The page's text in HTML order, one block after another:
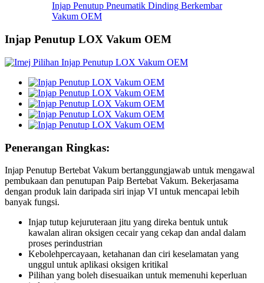
Injap Penutup Pneumatik Dinding Berkembar
Vakum OEM
Injap Penutup LOX Vakum OEM
Penerangan Ringkas:
Injap Penutup Bertebat Vakum bertanggungjawab untuk mengawal
pembukaan dan penutupan Paip Bertebat Vakum. Bekerjasama
dengan produk lain daripada siri injap VI untuk mencapai lebih
banyak fungsi.
Injap tutup kejuruteraan jitu yang direka bentuk untuk
kawalan aliran oksigen cecair yang cekap dan andal dalam
proses perindustrian
Kebolehpercayaan, ketahanan dan ciri keselamatan yang
unggul untuk aplikasi oksigen kritikal
Pilihan yang boleh disesuaikan untuk memenuhi keperluan